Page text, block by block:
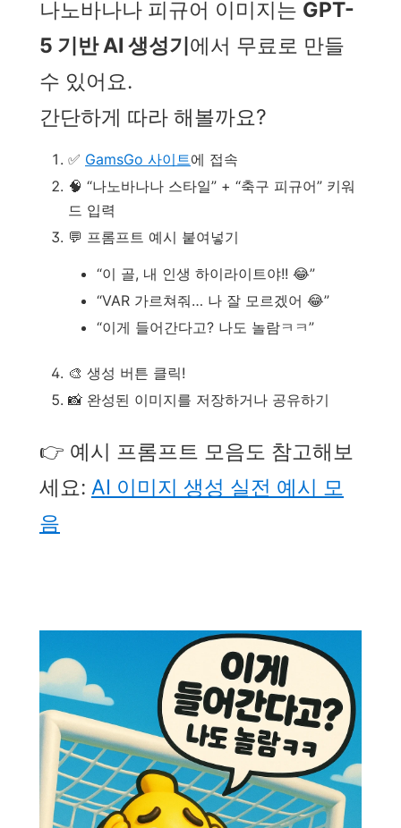
나노바나나 피규어 이미지는 GPT-
5 기반 AI 생성기 에서 무료로 만들
수 있어요.
간단하게 따라 해볼까요?
✅ GamsGo 사이트에 접속
🧠 “나노바나나 스타일” + “축구 피규어” 키워
드 입력
💬 프롬프트 예시 붙여넣기
“이 골, 내 인생 하이라이트야!! 😂”
“VAR 가르쳐줘… 나 잘 모르겠어 😂”
“이게 들어간다고? 나도 놀람ㅋㅋ”
🎨 생성 버튼 클릭!
📸 완성된 이미지를 저장하거나 공유하기
👉 예시 프롬프트 모음도 참고해보
세요: AI 이미지 생성 실전 예시 모
음